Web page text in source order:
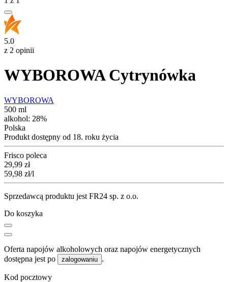
5.0
z 2 opinii
WYBOROWA Cytrynówka
WYBOROWA
500 ml
alkohol: 28%
Polska
Produkt dostępny od 18. roku życia
Frisco poleca
Cena
29,99 zł
59,98 zł/l
Sprzedawcą produktu jest FR24 sp. z o.o.
Do koszyka
Oferta napojów alkoholowych oraz napojów energetycznych
dostępna jest po
zalogowaniu .
Kod pocztowy